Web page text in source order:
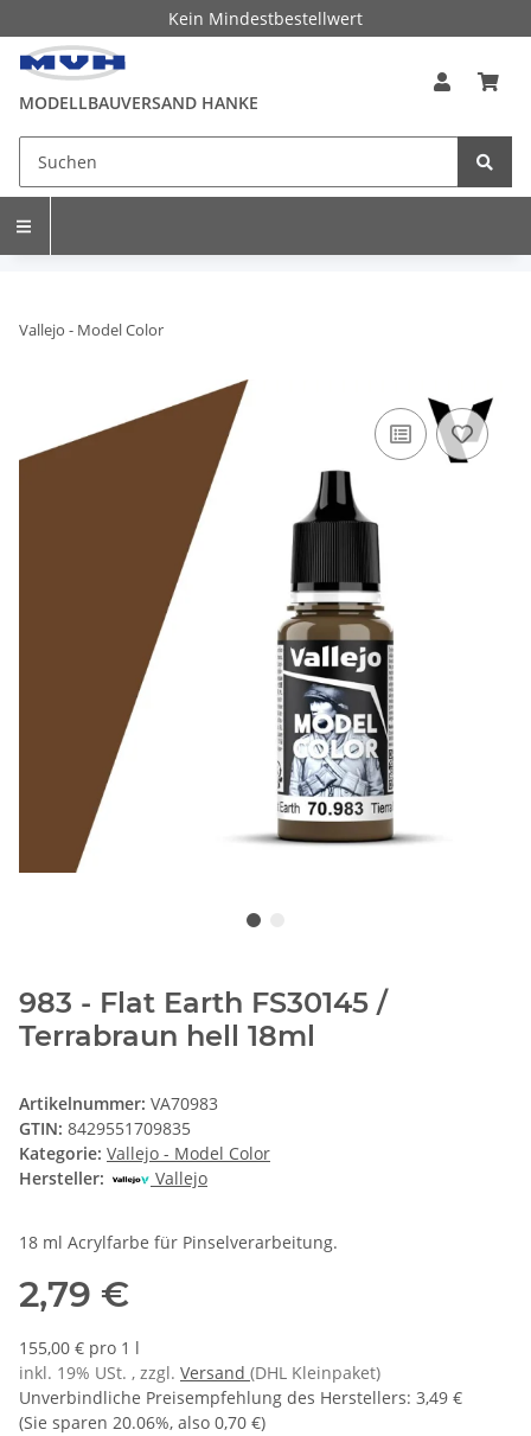
Kein Mindestbestellwert
MODELLBAUVERSAND HANKE
Vallejo - Model Color
983 - Flat Earth FS30145 /
Terrabraun hell 18ml
Artikelnummer: VA70983
GTIN: 8429551709835
Kategorie: Vallejo - Model Color
Hersteller:
Vallejo
18 ml Acrylfarbe für Pinselverarbeitung.
2,79 €
155,00 € pro 1 l
inkl. 19% USt. , zzgl. Versand (DHL Kleinpaket)
Unverbindliche Preisempfehlung des Herstellers: 3,49 €
(Sie sparen 20.06%, also 0,70 €)